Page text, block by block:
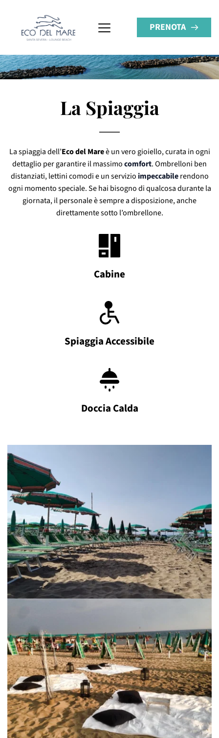
PRENOTA
La Spiaggia
La spiaggia dell’Eco del Mareè un vero gioiello, curata in ogni
dettaglio per garantire il massimocomfort. Ombrelloni ben
distanziati, lettini comodi e un servizio impeccabilerendono
ogni momento speciale. Se hai bisogno di qualcosa durante la
giornata, il personale è sempre a disposizione, anche
direttamente sotto l’ombrellone.
Cabine
Spiaggia Accessibile
Doccia Calda